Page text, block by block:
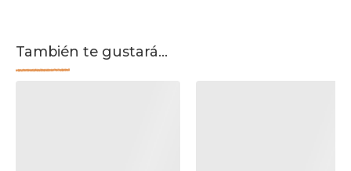
También te gustará...